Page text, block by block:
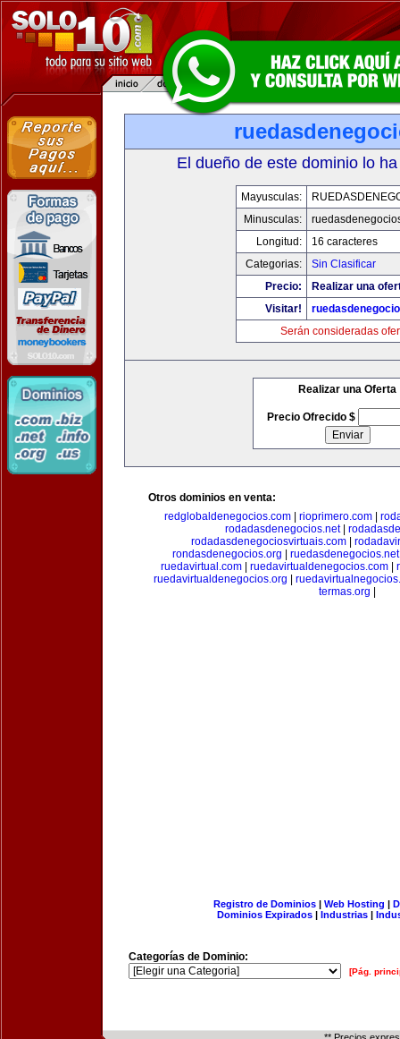
El dueño de este dominio lo
Mayusculas:
Minusculas:
Longitud:
16 caracteres
Categorias:
Sin Clasificar
Precio:
Realizar una
Visitar!
Serán consideradas
Realizar una Oferta
Precio Ofrecido $
Otros dominios en venta:
redglobaldenegocios.com
rioprimero.com
rodadasdenegocios.net|
rodadasdenegociosvirtuais.com|
rondasdenegocios.org
ruedasdenegocios.net
ruedavirtual.com| ruedavirtualdenegocios.com|
ruedavirtualdenegocios.org
termas.org
Registro de Dominios| Web Hosting |
Dominios Expirados | Industrias |
Categorías de Dominio:
[Pág.